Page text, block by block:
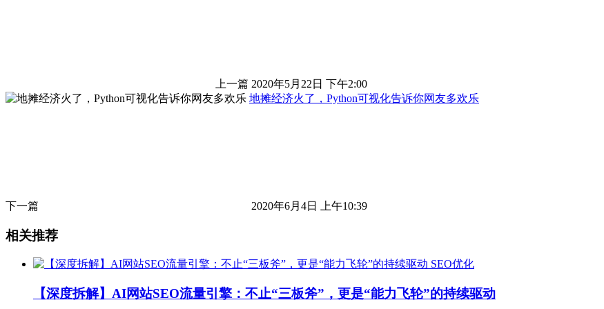
上一篇 2020年5月22日 下午2:00
地摊经济火了，Python可视化告诉你网友多欢乐
下一篇 2020年6月4日 上午10:39
相关推荐
SEO优化
【深度拆解】AI网站SEO流量引擎：不止“三板斧”，更是“能力飞轮”的持续驱动